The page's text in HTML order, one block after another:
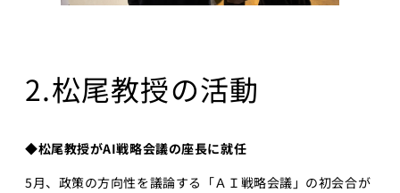
2.松尾教授の活動
◆​松尾教授が​AI戦略会議の​座長に就任​
5月、政策の方向性を議論する「ＡＩ戦略会議」の初会合が